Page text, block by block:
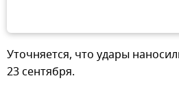
Уточняется, что удары
23 сентября.